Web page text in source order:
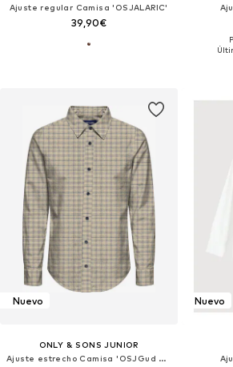
Ajuste regular Camisa 'OSJALARIC'
39,90€
Nuevo
ONLY & SONS JUNIOR
Ajuste estrecho Camisa 'OSJGud Mund'
Nuevo